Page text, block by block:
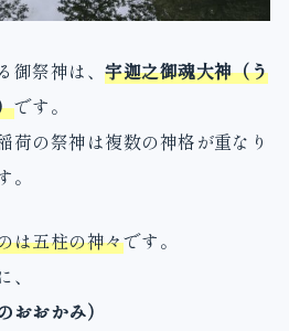
御祭神は、宇迦之御魂大神（う
です。
荷の祭神は複数の神格が重なり
は五柱の神々です。
おかみ）